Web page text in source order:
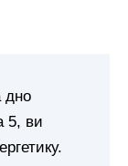
дно
5, ви